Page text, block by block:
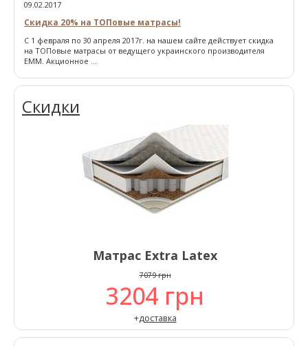
09.02.2017
Скидка 20% на ТОПовые матрасы!
С 1 февраля по 30 апреля 2017г. на нашем сайте действует скидка
на ТОПовые матрасы от ведущего украинского производителя
ЕММ. Акционное ...
Скидки
Матрас Extra Latex
7079грн
3204 грн
+доставка